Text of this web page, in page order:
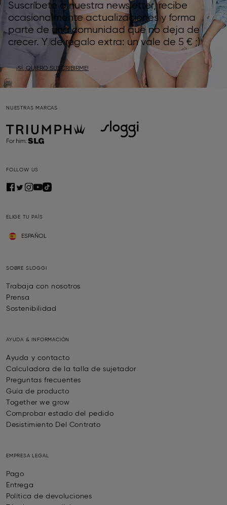
Suscríbete a nuestra newsletter, recibe
ocasionalmente actualizaciones y forma
parte de una comunidad que no deja de
crecer. Y de regalo extra: un vale de 5 € ;)
¡SÍ, QUIERO SUSCRIBIRME!
NUESTRAS MARCAS
FOLLOW US
ELIGE TU PAÍS
ESPAÑOL
SOBRE SLOGGI
Trabaja con nosotros
Prensa
Sostenibilidad
AYUDA & INFORMACIÓN
Ayuda y contacto
Calculadora de la talla de sujetador
Preguntas frecuentes
Guía de producto
Together we grow
Comprobar estado del pedido
Desistimiento Del Contrato
EMPRESA LEGAL
Pago
Entrega
Política de devoluciones